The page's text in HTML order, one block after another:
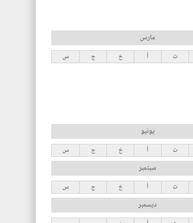
مارس
ث أ خ ج س
يونيو
ث أ خ ج س
سبتمبر
ث أ خ ج س
ديسمبر